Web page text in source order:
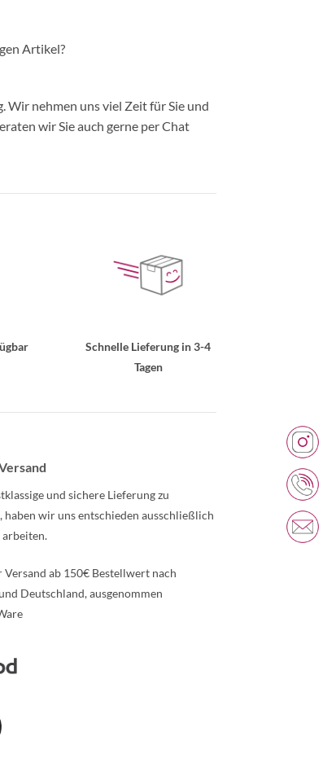
Artikel?
Wir nehmen uns viel Zeit für Sie und
wir Sie auch gerne per Chat
Schnelle Lieferung in 3-4
Tagen
und sichere Lieferung zu
haben wir uns entschieden ausschließlich
Versand ab 150€ Bestellwert nach
Deutschland, ausgenommen
über den gesperrten Inhalt.